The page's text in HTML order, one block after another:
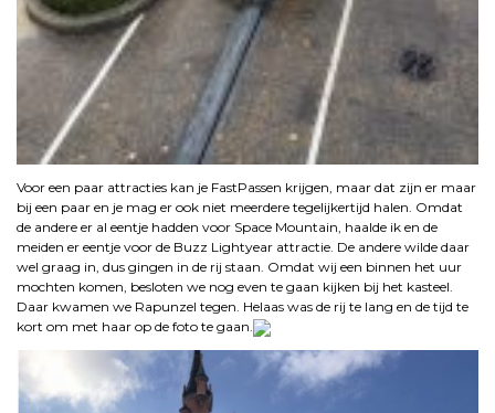
Voor een paar attracties kan je FastPassen krijgen, maar dat zijn er maar
bij een paar en je mag er ook niet meerdere tegelijkertijd halen. Omdat
de andere er al eentje hadden voor Space Mountain, haalde ik en de
meiden er eentje voor de Buzz Lightyear attractie. De andere wilde daar
wel graag in, dus gingen in de rij staan. Omdat wij een binnen het uur
mochten komen, besloten we nog even te gaan kijken bij het kasteel.
Daar kwamen we Rapunzel tegen. Helaas was de rij te lang en de tijd te
kort om met haar op de foto te gaan.